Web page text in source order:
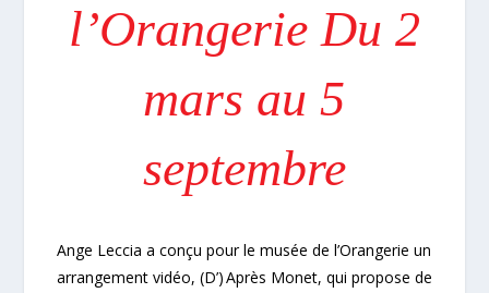
l’Orangerie Du 2
mars au 5
septembre
Ange Leccia a conçu pour le musée de l’Orangerie un
arrangement vidéo, (D’) Après Monet, qui propose de